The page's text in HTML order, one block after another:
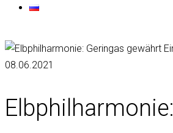
08.06.2021
Elbphilharmonie: